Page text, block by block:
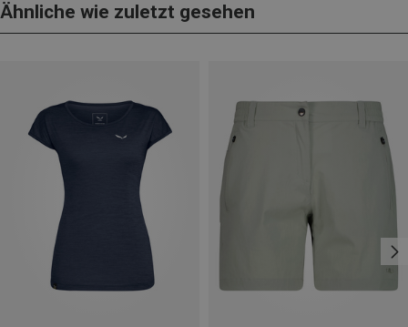
Ähnliche wie zuletzt gesehen